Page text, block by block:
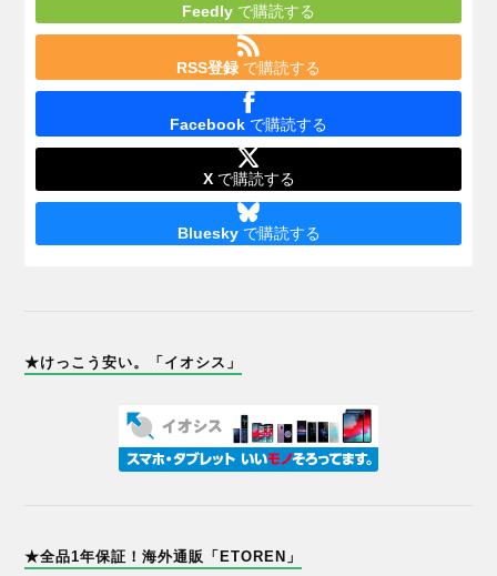
Feedly で購読する
RSS登録 で購読する
Facebook で購読する
Xで購読する
Blueskyで購読する
★けっこう安い。「イオシス」
★全品1年保証！海外通販「ETOREN」